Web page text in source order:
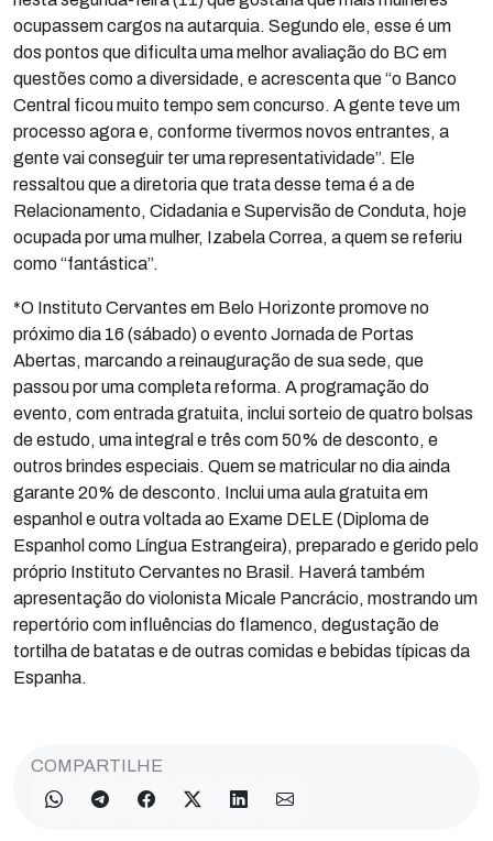
ocupassem cargos na autarquia. Segundo ele, esse é um
dos pontos que dificulta uma melhor avaliação do BC em
questões como a diversidade, e acrescenta que “o Banco
Central ficou muito tempo sem concurso. A gente teve um
processo agora e, conforme tivermos novos entrantes, a
gente vai conseguir ter uma representatividade”. Ele
ressaltou que a diretoria que trata desse tema é a de
Relacionamento, Cidadania e Supervisão de Conduta, hoje
ocupada por uma mulher, Izabela Correa, a quem se referiu
como “fantástica”.
*O Instituto Cervantes em Belo Horizonte promove no
próximo dia 16 (sábado) o evento Jornada de Portas
Abertas, marcando a reinauguração de sua sede, que
passou por uma completa reforma. A programação do
evento, com entrada gratuita, inclui sorteio de quatro bolsas
de estudo, uma integral e três com 50% de desconto, e
outros brindes especiais. Quem se matricular no dia ainda
garante 20% de desconto. Inclui uma aula gratuita em
espanhol e outra voltada ao Exame DELE (Diploma de
Espanhol como Língua Estrangeira), preparado e gerido pelo
próprio Instituto Cervantes no Brasil. Haverá também
apresentação do violonista Micale Pancrácio, mostrando um
repertório com influências do flamenco, degustação de
tortilha de batatas e de outras comidas e bebidas típicas da
Espanha.
COMPARTILHE